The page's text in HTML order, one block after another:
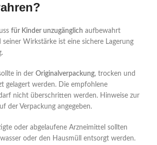
für Kinder unzugänglich aufbewahrt
Wirkstärke ist eine sichere Lagerung
in der Originalverpackung, trocken und
gelagert werden. Die empfohlene
nicht überschritten werden. Hinweise zur
der Verpackung angegeben.
oder abgelaufene Arzneimittel sollten
oder den Hausmüll entsorgt werden.